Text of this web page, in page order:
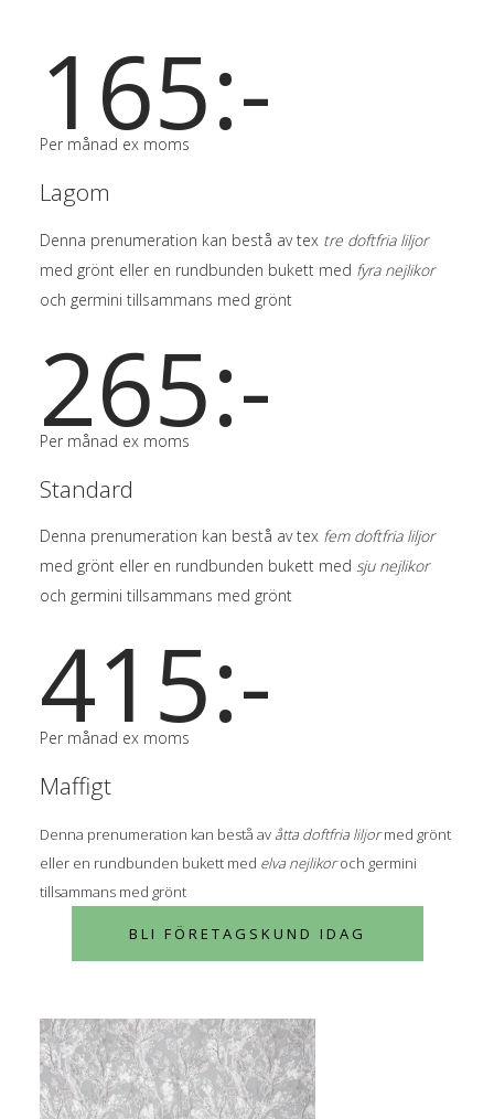
165:-
Per månad ex moms
Lagom
Denna prenumeration kan bestå av tex tre doftfria liljor
med grönt eller en rundbunden bukett med fyra nejlikor
och germini tillsammans med grönt
265:-
Per månad ex moms
Standard
Denna prenumeration kan bestå av tex fem doftfria liljor
med grönt eller en rundbunden bukett med sju nejlikor
och germini tillsammans med grönt
415:-
Per månad ex moms
Maffigt
Denna prenumeration kan bestå av åtta doftfria liljormed grönt
eller en rundbunden bukett med elva nejlikoroch germini
tillsammans med grönt
BLI FÖRETAGSKUND IDAG